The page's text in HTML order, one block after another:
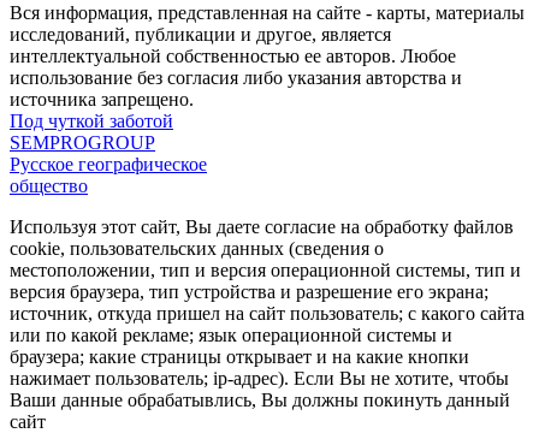
Вся информация, представленная на сайте - карты, материалы
исследований, публикации и другое, является
интеллектуальной собственностью ее авторов. Любое
использование без согласия либо указания авторства и
источника запрещено.
Под чуткой заботой
SEMPROGROUP
Русское географическое
общество
Используя этот сайт, Вы даете согласие на обработку файлов
cookie, пользовательских данных (сведения о
местоположении, тип и версия операционной системы, тип и
версия браузера, тип устройства и разрешение его экрана;
источник, откуда пришел на сайт пользователь; с какого сайта
или по какой рекламе; язык операционной системы и
браузера; какие страницы открывает и на какие кнопки
нажимает пользователь; ip-адрес). Если Вы не хотите, чтобы
Ваши данные обрабатывлись, Вы должны покинуть данный
сайт